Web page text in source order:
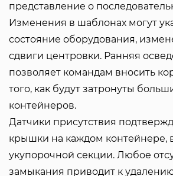
представление о
Изменения в шаблонах могут
состояние оборудования,
сдвиги центровки. Ранняя
позволяет командам вносить
того, как будут затронуты
контейнеров.
Датчики присутствия
крышки на каждом контейнере,
укупорочной секции. Любое
замыкания приводит к